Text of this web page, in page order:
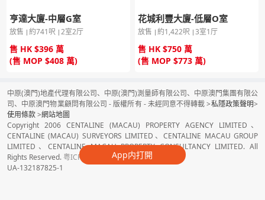
亨達大廈-中層G室
放售 約741呎 2室2厅
售 HK $396 萬
(售 MOP $408 萬)
花城利豐大廈-低層O室
放售 約1,422呎 3室1厅
售 HK $750 萬
(售 MOP $773 萬)
App内打開
中原(澳門)地產代理有限公司、中原(澳門)測量師有限公司、中原澳門集團有限公
司、中原澳門物業顧問有限公司 - 版權所有 - 未經同意不得轉載 >私隱政策聲明>
使用條款>網站地圖
Copyright 2006 CENTALINE (MACAU) PROPERTY AGENCY LIMITED、
CENTALINE (MACAU) SURVEYORS LIMITED、CENTALINE MACAU GROUP
LIMITED、CENTALINE MACAU PROPERTY CONSULTANCY LIMITED. All
Rights Reserved. 粤ICP备16080050号
UA-132187825-1